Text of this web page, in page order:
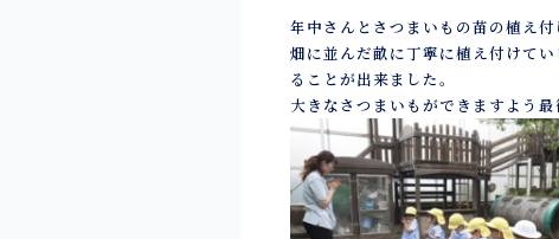
年中さんとさつまいもの苗の植え付
畑に並んだ畝に丁寧に植え付けて
ることが出来ました。
大きなさつまいもができますよう